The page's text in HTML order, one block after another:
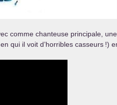
comme chanteuse principale,
qui il voit d’horribles casseurs !)